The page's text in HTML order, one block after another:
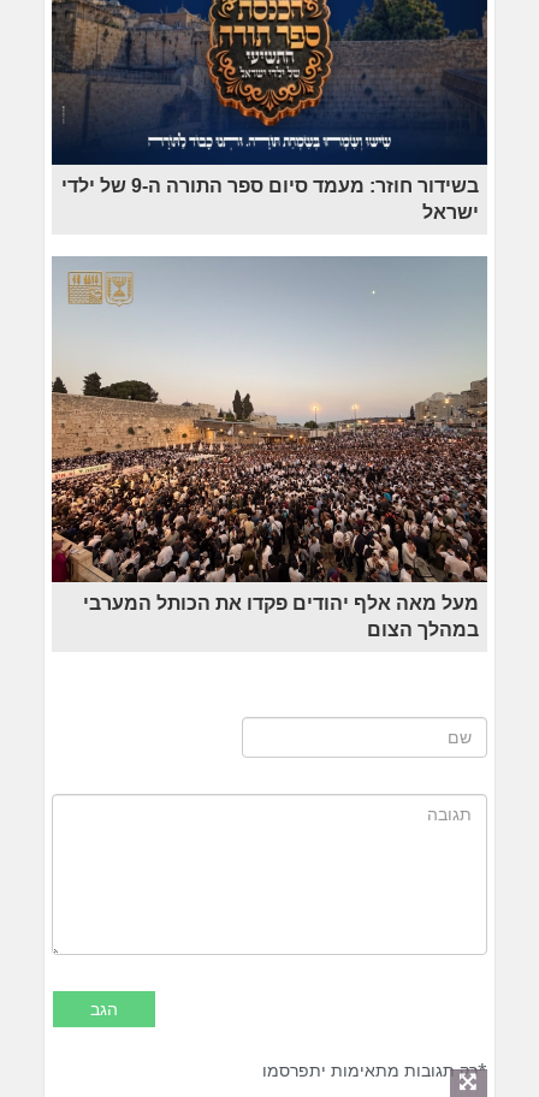
בשידור חוזר: מעמד סיום ספר התורה ה-9 של ילדי
ישראל
מעל מאה אלף יהודים פקדו את הכותל המערבי
במהלך הצום
*רק תגובות מתאימות יתפרסמו